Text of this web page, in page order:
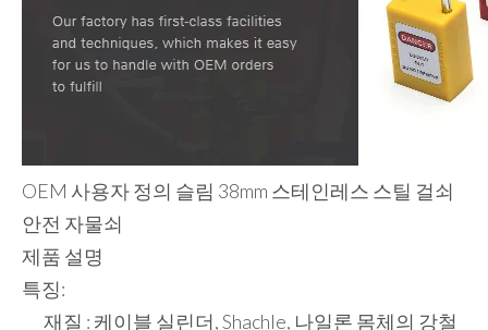
OEM 사용자 정의 슬림 38mm 스테인레스 스틸 걸쇠
안전 자물쇠
제품 설명
특징:
재질 : 케이블 실린더, Shachle, 나일론 몸체의 강철